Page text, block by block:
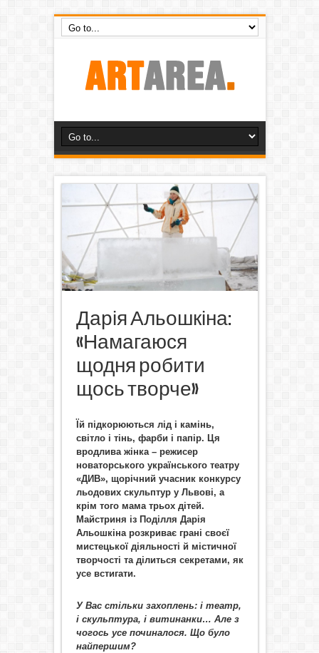
Дарія Альошкіна:
«Намагаюся
щодня робити
щось творче»
Їй підкорюються лід і камінь,
світло і тінь, фарби і папір. Ця
вродлива жінка – режисер
новаторського українського театру
«ДИВ», щорічний учасник конкурсу
льодових скульптур у Львові, а
крім того мама трьох дітей.
Майстриня із Поділля Дарія
Альошкіна розкриває грані своєї
мистецької діяльності й містичної
творчості та ділиться секретами, як
усе встигати.
У Вас стільки захоплень: і театр,
і скульптура, і витинанки… Але з
чогось усе починалося. Що було
найпершим?